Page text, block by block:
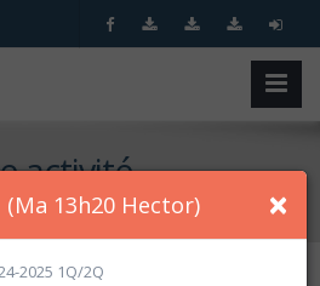
activité
×
(Ma 13h20 Hector)
2025 1Q/2Q